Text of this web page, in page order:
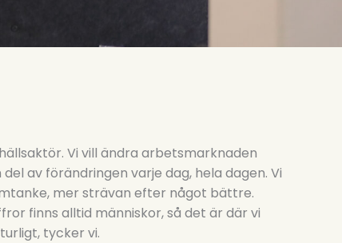
Vi vill ändra arbetsmarknaden
av förändringen varje dag, hela dagen. Vi
mer strävan efter något bättre.
finns alltid människor, så det är där vi
tycker vi.